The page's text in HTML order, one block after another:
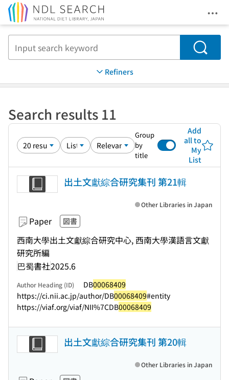
Search
Refiners
Search results 11
Group
by
title
Add
all to
My
List
出土文獻綜合研究集刊 第21輯
Paper 図書
西南大學出土文獻綜合研究中心, 西南大學漢語言文獻
研究所編
巴蜀書社2025.6
Other Libraries in Japan
Author Heading (ID) DB00068409
https://ci.nii.ac.jp/author/DB00068409#entity
https://viaf.org/viaf/NII%7CDB00068409
出土文獻綜合研究集刊 第20輯
Other Libraries in Japan